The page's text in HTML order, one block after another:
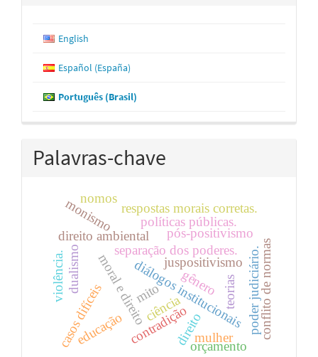
English
Español (España)
Português (Brasil)
Palavras-chave
direito ambiental
moral e direito
separação dos poderes.
diálogos institucionais
teorias poder judiciário.
pós-positivismo
juspositivismo
políticas públicas.
contradição
mito
respostas morais corretas.
casos difíceis direito
dualismo gênero
educação mulher
monismo
conflito de normas
ciência
nomos
orçamento
violência.